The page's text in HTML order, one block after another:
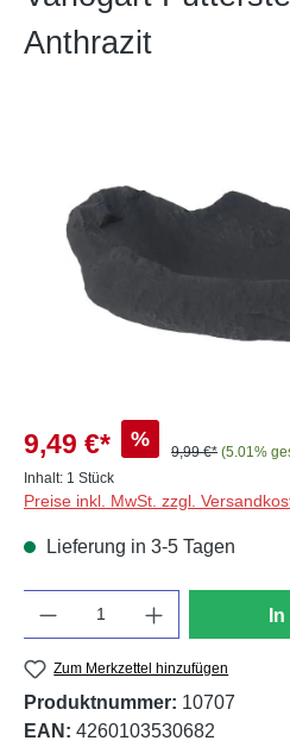
Anthrazit
9,49 €* %
9,99 €* (5.01%
Inhalt: 1 Stück
Preise inkl. MwSt. zzgl.
Lieferung in 3-5 Tagen
Zum Merkzettel hinzufügen
Produktnummer: 10707
EAN: 4260103530682